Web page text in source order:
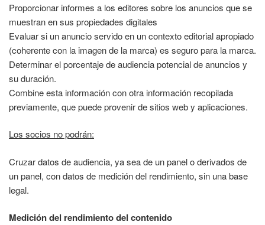
Proporcionar informes a los editores sobre los anuncios que se
muestran en sus propiedades digitales
Evaluar si un anuncio servido en un contexto editorial apropiado
(coherente con la imagen de la marca) es seguro para la marca.
Determinar el porcentaje de audiencia potencial de anuncios y
su duración.
Combine esta información con otra información recopilada
previamente, que puede provenir de sitios web y aplicaciones.
Los socios no podrán:
Cruzar datos de audiencia, ya sea de un panel o derivados de
un panel, con datos de medición del rendimiento, sin una base
legal.
Medición del rendimiento del contenido